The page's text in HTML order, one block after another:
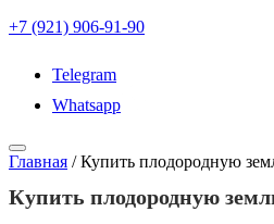
+7 (921) 906-91-90
Telegram
Whatsapp
Главная /Купить плодородную
Купить плодородную